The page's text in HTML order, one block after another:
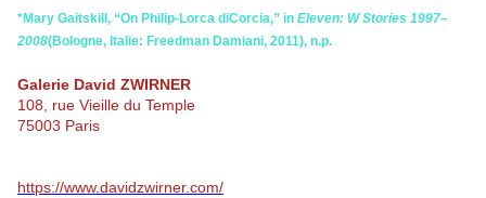
*Mary Gaitskill, “On Philip-Lorca diCorcia,” in Eleven: W Stories 1997–
2008(Bologne, Italie: Freedman Damiani, 2011), n.p.
Galerie David ZWIRNER
108, rue Vieille du Temple
75003 Paris
https://www.davidzwirner.com/